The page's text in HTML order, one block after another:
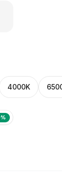
4000K
%